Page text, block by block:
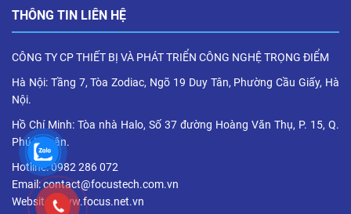
THÔNG TIN LIÊN HỆ
CÔNG TY CP THIẾT BỊ VÀ PHÁT TRIỂN CÔNG NGHỆ TRỌNG ĐIỂM
Hà Nội: Tầng 7, Tòa Zodiac, Ngõ 19 Duy Tân, Phường Cầu Giấy, Hà
Nội.
Hồ Chí Minh: Tòa nhà Halo, Số 37 đường Hoàng Văn Thụ, P. 15, Q.
Phú Nhuận.
Hotline: 0982 286 072
Email: contact@focustech.com.vn
Website: www.focus.net.vn